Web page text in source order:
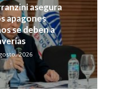
asegura
apagones
se deben a
2026